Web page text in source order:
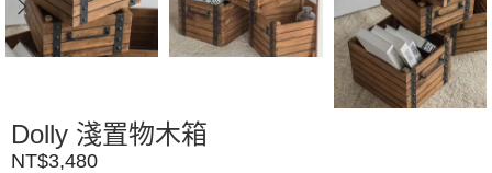
Dolly 淺置物木箱
NT$3,480